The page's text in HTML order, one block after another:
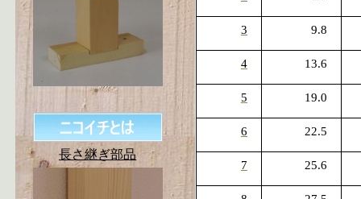
3 9.8
4 13.6
5 19.0
6 22.5
7 25.6
長さ継ぎ部品